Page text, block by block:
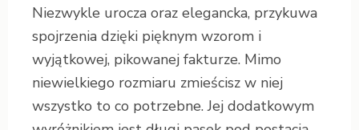
Niezwykle urocza oraz elegancka, przykuwa
spojrzenia dzięki pięknym wzorom i
wyjątkowej, pikowanej fakturze. Mimo
niewielkiego rozmiaru zmieścisz w niej
wszystko to co potrzebne. Jej dodatkowym